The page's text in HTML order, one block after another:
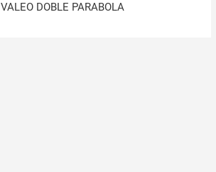
VALEO DOBLE PARABOLA